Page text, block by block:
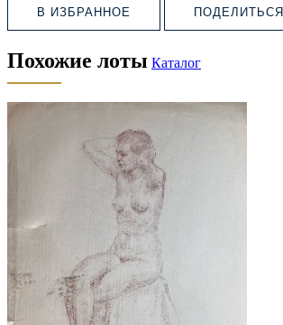
В ИЗБРАННОЕ ПОДЕЛИТЬСЯ
Похожие лоты Каталог